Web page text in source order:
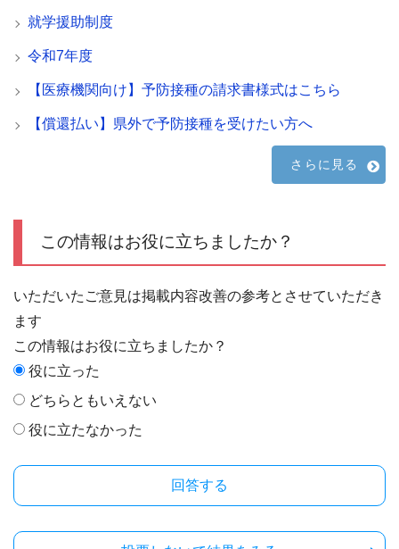
就学援助制度
令和7年度
【医療機関向け】予防接種の請求書様式はこちら
【償還払い】県外で予防接種を受けたい方へ
さらに見る
この情報はお役に立ちましたか？
いただいたご意見は掲載内容改善の参考とさせていただき
ます
この情報はお役に立ちましたか？
役に立った
どちらともいえない
役に立たなかった